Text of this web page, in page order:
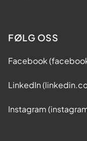
FØLG OSS
Facebook
LinkedIn
Instagram